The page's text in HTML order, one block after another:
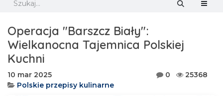
Operacja "Barszcz Biały":
Wielkanocna Tajemnica Polskiej
Kuchni
10 mar 2025 0
25368
Polskie przepisy kulinarne